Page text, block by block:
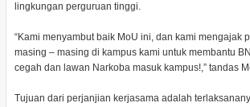
lingkungan perguruan tinggi.
“Kami menyambut baik MoU ini, dan kami mengajak
masing – masing di kampus kami untuk membantu
cegah dan lawan Narkoba masuk kampus!,” tandas
Tujuan dari perjanjian kerjasama adalah